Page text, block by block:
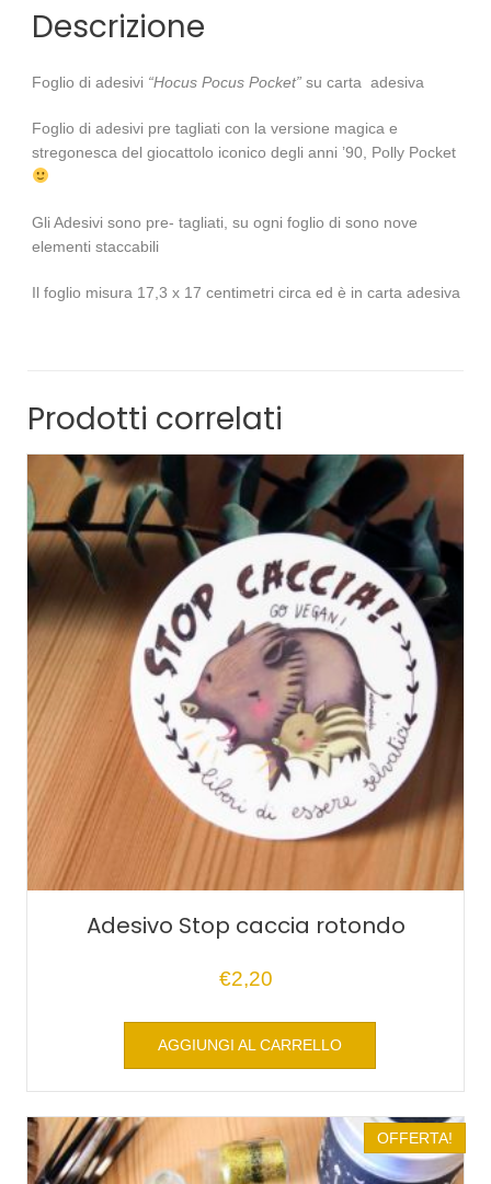
Descrizione
Foglio di adesivi “Hocus Pocus Pocket”su carta adesiva
Foglio di adesivi pre tagliati con la versione magica e
stregonesca del giocattolo iconico degli anni ’90, Polly Pocket
Gli Adesivi sono pre- tagliati, su ogni foglio di sono nove
elementi staccabili
Il foglio misura 17,3 x 17 centimetri circa ed è in carta adesiva
Prodotti correlati
Adesivo Stop caccia rotondo
€2,20
AGGIUNGI AL CARRELLO
OFFERTA!